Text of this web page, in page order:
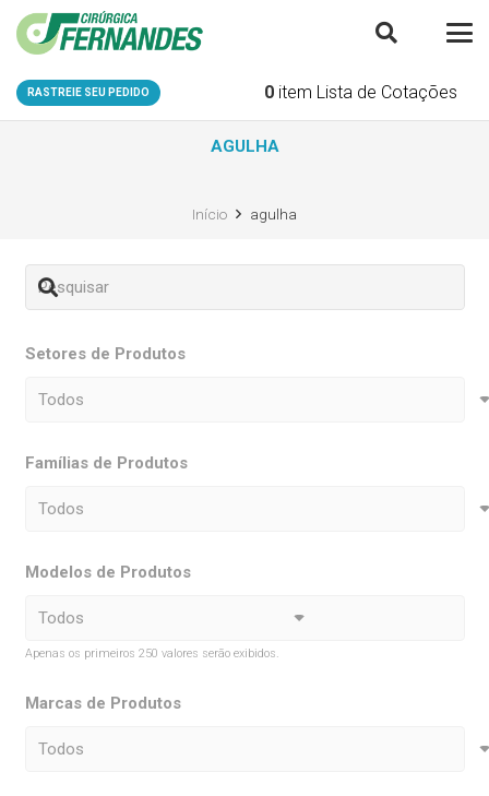
RASTREIE SEU PEDIDO 0 item Lista de Cotações
AGULHA
Início agulha
Setores de Produtos
Famílias de Produtos
Modelos de Produtos
Apenas os primeiros 250 valores serão exibidos.
Marcas de Produtos